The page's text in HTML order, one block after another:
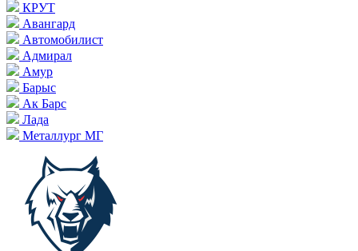
КРУТ
Авангард
Автомобилист
Адмирал
Амур
Барыс
Ак Барс
Лада
Металлург МГ